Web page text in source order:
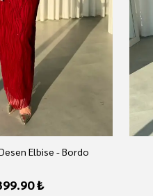
Elbise - Bordo
₺